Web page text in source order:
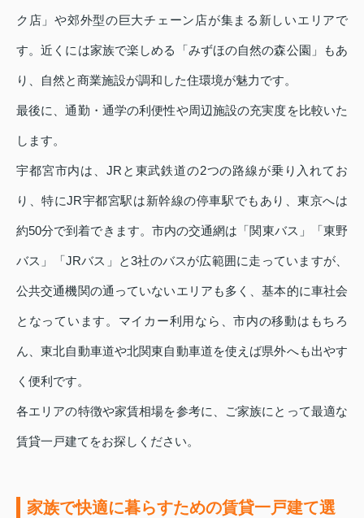
ク店」や郊外型の巨大チェーン店が集まる新しいエリアで
す。近くには家族で楽しめる「みずほの自然の森公園」もあ
り、自然と商業施設が調和した住環境が魅力です。
最後に、通勤・通学の利便性や周辺施設の充実度を比較いた
します。
宇都宮市内は、JRと東武鉄道の2つの路線が乗り入れてお
り、特にJR宇都宮駅は新幹線の停車駅でもあり、東京へは
約50分で到着できます。市内の交通網は「関東バス」「東野
バス」「JRバス」と3社のバスが広範囲に走っていますが、
公共交通機関の通っていないエリアも多く、基本的に車社会
となっています。マイカー利用なら、市内の移動はもちろ
ん、東北自動車道や北関東自動車道を使えば県外へも出やす
く便利です。
各エリアの特徴や家賃相場を参考に、ご家族にとって最適な
賃貸一戸建てをお探しください。
家族で快適に暮らすための賃貸一戸建て選